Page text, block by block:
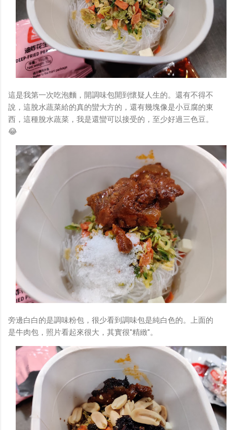
這是我第一次吃泡麵，開調味包開到懷疑人生的。還有不得不
說，這脫水蔬菜給的真的蠻大方的，還有幾塊像是小豆腐的東
西，這種脫水蔬菜，我是還蠻可以接受的，至少好過三色豆。
😂
旁邊白白的是調味粉包，很少看到調味包是純白色的。上面的
是牛肉包，照片看起來很大，其實很"精緻"。